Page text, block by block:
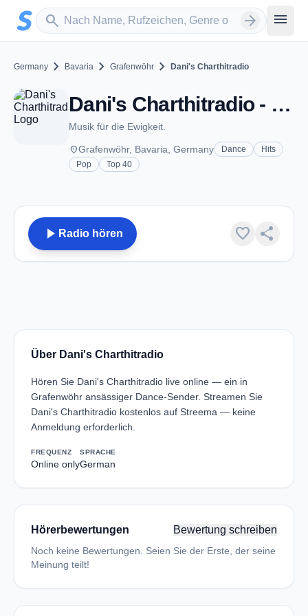
Zum Hauptinhalt springen
search
Sender suchen arrow_forward menu
Germany chevron_right Bavaria chevron_right Grafenwöhr chevron_right Dani's Charthitradio
Dani's Charthitradio - Grafenwöhr
Musik für die Ewigkeit.
placeGrafenwöhr, Bavaria, Germany Dance
Hits
Pop
Top 40
play_arrow Radio hören favorite share
Über Dani's Charthitradio
Hören Sie Dani's Charthitradio live online — ein in
Grafenwöhr ansässiger Dance-Sender. Streamen Sie
Dani's Charthitradio kostenlos auf Streema — keine
Anmeldung erforderlich.
FREQUENZ
Online only
SPRACHE
German
Hörerbewertungen Bewertung schreiben
Noch keine Bewertungen. Seien Sie der Erste, der seine
Meinung teilt!